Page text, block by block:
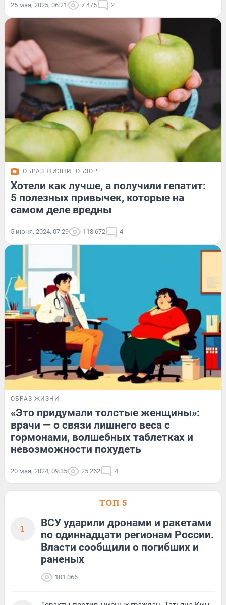
25 мая, 2025, 06:21 7 475 2
ОБРАЗ ЖИЗНИ ОБЗОР
Хотели как лучше, а получили гепатит:
5 полезных привычек, которые на
самом деле вредны
5 июня, 2024, 07:29 118 672 4
ОБРАЗ ЖИЗНИ
«Это придумали толстые женщины»:
врачи — о связи лишнего веса с
гормонами, волшебных таблетках и
невозможности похудеть
20 мая, 2024, 09:35 25 262 4
ТОП 5
1
ВСУ ударили дронами и ракетами
по одиннадцати регионам России.
Власти сообщили о погибших и
раненых
101 066